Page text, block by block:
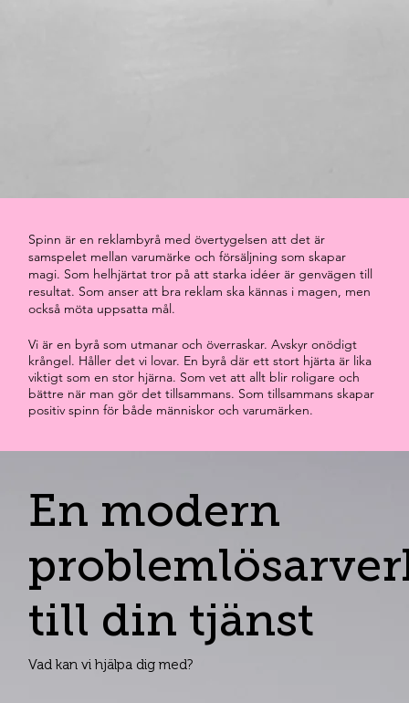
Spinn är en reklambyrå med övertygelsen att det är
samspelet mellan varumärke och försäljning som skapar
magi. Som helhjärtat tror på att starka idéer är genvägen till
resultat. Som anser att bra reklam ska kännas i magen, men
också möta uppsatta mål.
Vi är en byrå som utmanar och överraskar. Avskyr onödigt
krångel. Håller det vi lovar. En byrå där ett stort hjärta är lika
viktigt som en stor hjärna. Som vet att allt blir roligare och
bättre när man gör det tillsammans. Som tillsammans skapar
positiv spinn för både människor och varumärken.
En modern
till din tjänst
Vad kan vi hjälpa dig med?